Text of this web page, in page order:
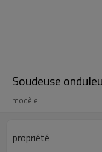
Soudeuse
modèle
propriété